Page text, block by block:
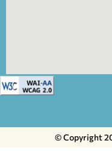
© Copyright